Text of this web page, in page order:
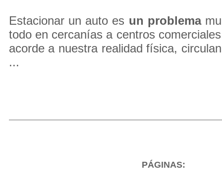
Estacionar un auto es un problema
todo en cercanías a centros
acorde a nuestra realidad física,
...
PÁGINAS: